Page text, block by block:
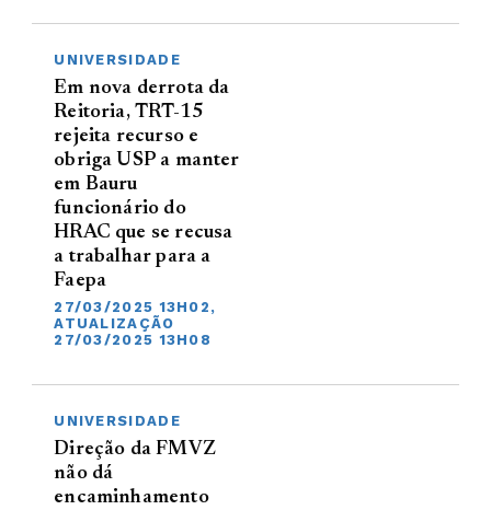
UNIVERSIDADE
Em nova derrota da
Reitoria, TRT-15
rejeita recurso e
obriga USP a manter
em Bauru
funcionário do
HRAC que se recusa
a trabalhar para a
Faepa
27/03/2025 13H02,
ATUALIZAÇÃO
27/03/2025 13H08
UNIVERSIDADE
Direção da FMVZ
não dá
encaminhamento